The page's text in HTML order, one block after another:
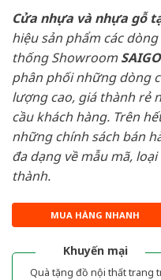
Cửa nhựa và nhựa gỗ
hiệu sản phẩm các
thống Showroom
phân phối những dòng
lượng cao, giá thành rẻ
cầu khách hàng. Trên
những chính sách bán
đa dạng về mẫu mã,
thành.
MUA HÀNG NHANH
Khuyến mại
Quà tặng đồ nội thất trang